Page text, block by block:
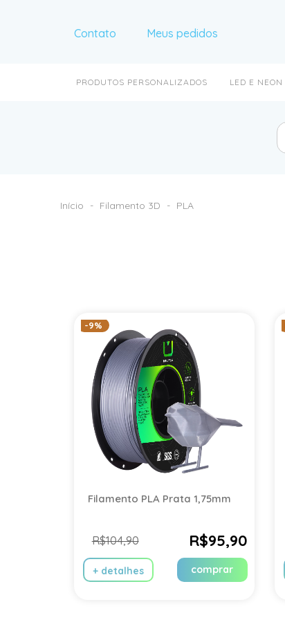
Contato Meus pedidos
PRODUTOS PERSONALIZADOS LED E NEON
Início - Filamento 3D - PLA
-9%
Filamento PLA Prata 1,75mm
R$104,90 R$95,90
+ detalhes comprar